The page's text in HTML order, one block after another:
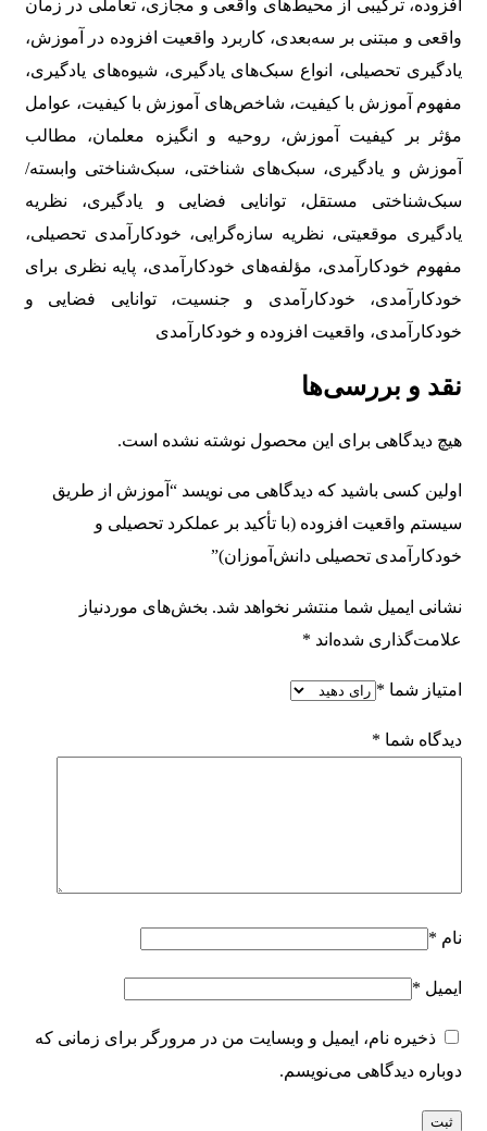
افزوده، ترکیبی از محیط‌های واقعی و مجازی، تعاملی در زمان
واقعی و مبتنی بر سه‌بعدی، کاربرد واقعیت افزوده در آموزش،
یادگیری تحصیلی، انواع سبک‌های یادگیری، شیوه‌های یادگیری،
مفهوم آموزش با کیفیت، شاخص‌های آموزش با کیفیت، عوامل
مؤثر بر کیفیت آموزش، روحیه و انگیزه معلمان، مطالب
آموزش و یادگیری، سبک‌های شناختی، سبک‌شناختی وابسته/
سبک‌شناختی مستقل، توانایی فضایی و یادگیری، نظریه
یادگیری موقعیتی، نظریه سازه‌گرایی، خودکارآمدی تحصیلی،
مفهوم خودکارآمدی، مؤلفه‌های خودکارآمدی، پایه نظری برای
خودکارآمدی، خودکارآمدی و جنسیت، توانایی فضایی و
خودکارآمدی، واقعیت افزوده و خودکارآمدی
نقد و بررسی‌ها
هیچ دیدگاهی برای این محصول نوشته نشده است.
اولین کسی باشید که دیدگاهی می نویسد “آموزش از طریق
سیستم واقعیت افزوده (با تأکید بر عملکرد تحصیلی و
خودکارآمدی تحصیلی دانش‌آموزان)”
نشانی ایمیل شما منتشر نخواهد شد. بخش‌های موردنیاز
علامت‌گذاری شده‌اند *
امتیاز شما *
دیدگاه شما *
نام *
ایمیل *
ذخیره نام، ایمیل و وبسایت من در مرورگر برای زمانی که
دوباره دیدگاهی می‌نویسم.